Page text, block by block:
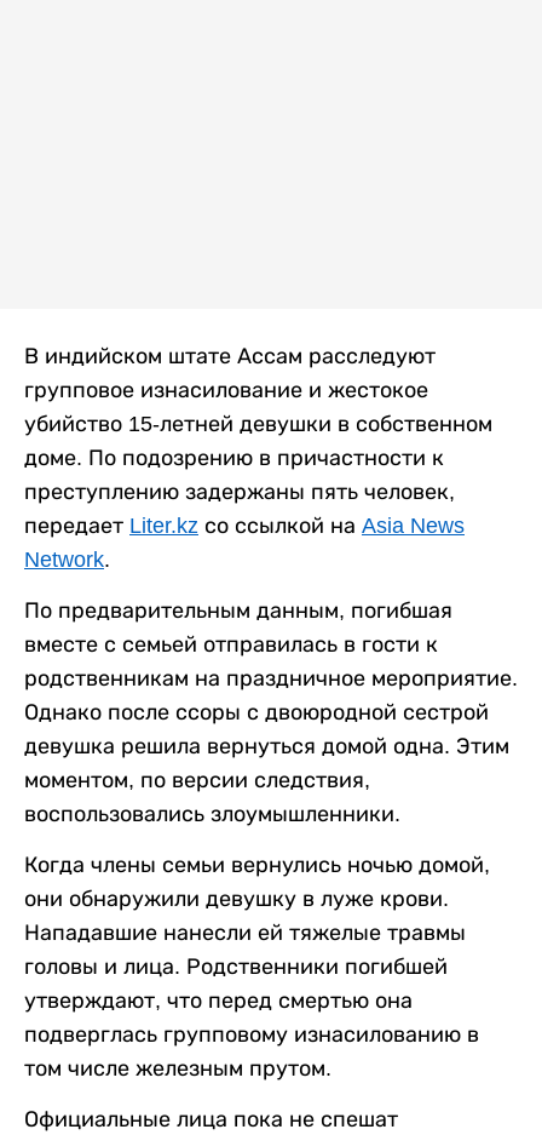
В индийском штате Ассам расследуют
групповое изнасилование и жестокое
убийство 15-летней девушки в собственном
доме. По подозрению в причастности к
преступлению задержаны пять человек,
передает Liter.kz со ссылкой на Asia News
Network.
По предварительным данным, погибшая
вместе с семьей отправилась в гости к
родственникам на праздничное мероприятие.
Однако после ссоры с двоюродной сестрой
девушка решила вернуться домой одна. Этим
моментом, по версии следствия,
воспользовались злоумышленники.
Когда члены семьи вернулись ночью домой,
они обнаружили девушку в луже крови.
Нападавшие нанесли ей тяжелые травмы
головы и лица. Родственники погибшей
утверждают, что перед смертью она
подверглась групповому изнасилованию в
том числе железным прутом.
Официальные лица пока не спешат